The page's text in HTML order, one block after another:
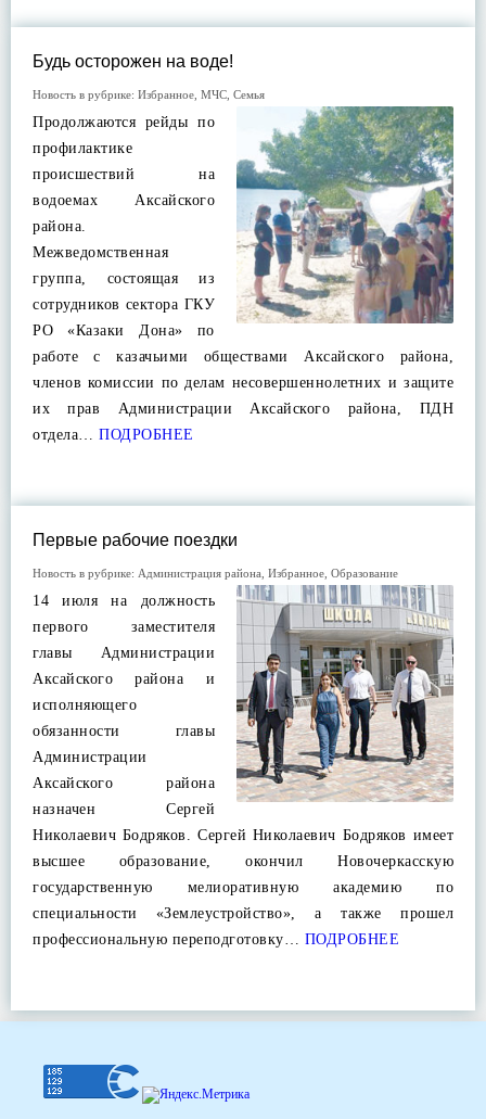
Будь осторожен на воде!
Новость в рубрике: Избранное МЧС Семья
Продолжаются рейды по
профилактике
происшествий на
водоемах Аксайского
района.
Межведомственная
группа, состоящая из
сотрудников сектора ГКУ
РО «Казаки Дона» по
работе с казачьими обществами Аксайского района,
членов комиссии по делам несовершеннолетних и защите
их прав Администрации Аксайского района, ПДН
отдела… ПОДРОБНЕЕ
Первые рабочие поездки
Новость в рубрике: Администрация района Избранное Образование
14 июля на должность
первого заместителя
главы Администрации
Аксайского района и
исполняющего
обязанности главы
Администрации
Аксайского района
назначен Сергей
Николаевич Бодряков. Сергей Николаевич Бодряков имеет
высшее образование, окончил Новочеркасскую
государственную мелиоративную академию по
специальности «Землеустройство», а также прошел
профессиональную переподготовку… ПОДРОБНЕЕ